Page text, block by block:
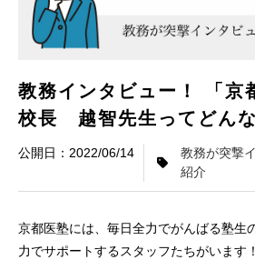
教務インタビュー！ 「
校長 越智先生ってどんな
2022/06/14
教務が突撃
紹介
京都医塾には、毎日全力でがんばる塾生
力でサポートするスタッフたちがいます！